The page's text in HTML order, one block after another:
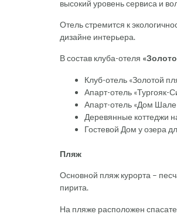
высокий уровень сервиса и
Отель стремится к
дизайне интерьера.
В состав клуба-отеля
Клуб-отель «Золотой
Апарт-отель «Тургояк-
Апарт-отель «Дом
Деревянные коттеджи
Гостевой Дом у озера
Пляж
Основной пляж курорта –
пирита.
На пляже расположен